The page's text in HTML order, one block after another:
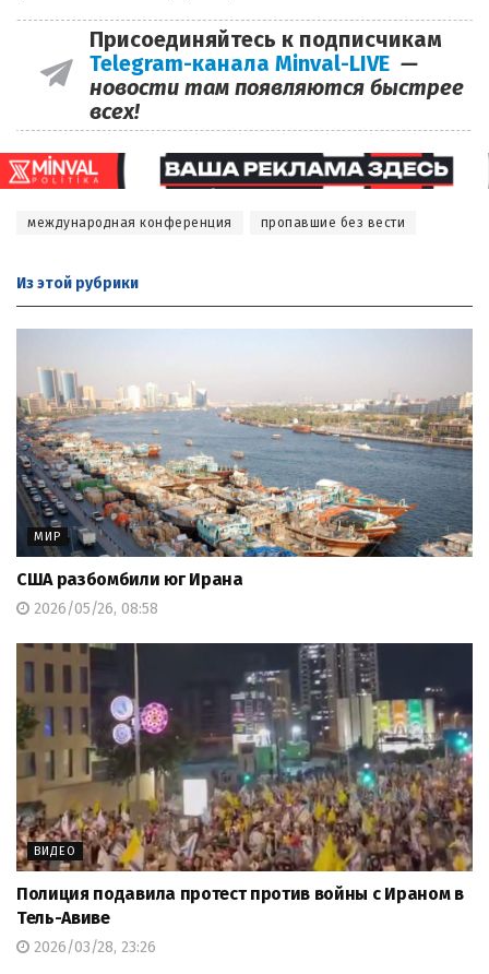
Присоединяйтесь к подписчикам
Telegram-канала Minval-LIVE —
новости там появляются быстрее
всех!
международная конференция пропавшие без вести
Из этой рубрики
МИР
США разбомбили юг Ирана
2026/05/26, 08:58
ВИДЕО
Полиция подавила протест против войны с Ираном в
Тель-Авиве
2026/03/28, 23:26